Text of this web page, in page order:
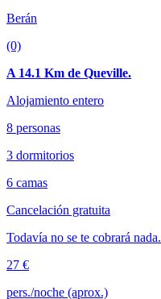
Berán
(0)
A 14.1 Km de Queville.
Alojamiento entero
8 personas
3 dormitorios
6 camas
Cancelación gratuita
Todavía no se te cobrará nada.
27 €
pers./noche (aprox.)